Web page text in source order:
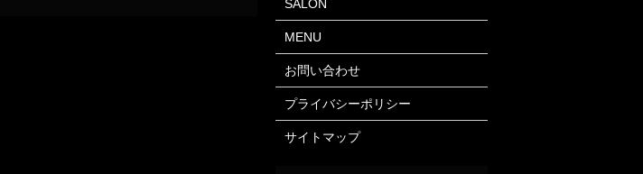
SALON
MENU
お問い合わせ
プライバシーポリシー
サイトマップ